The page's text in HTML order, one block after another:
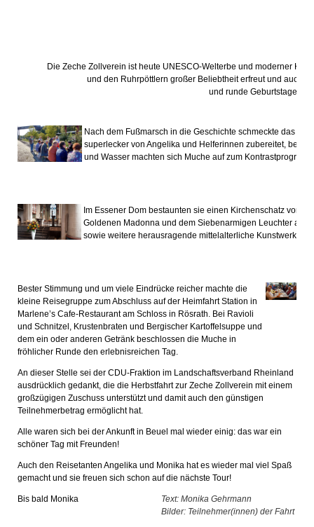
Die Zeche Zollverein ist heute UNESCO-Welterbe und moderner
und den Ruhrpöttlern großer Beliebtheit erfreut und auch
und runde Geburtstage ist.
Nach dem Fußmarsch in die Geschichte schmeckte das
superlecker von Angelika und Helferinnen zubereitet,
und Wasser machten sich Muche auf zum
Im Essener Dom bestaunten sie einen Kirchenschatz von
Goldenen Madonna und dem Siebenarmigen Leuchter aus
sowie weitere herausragende mittelalterliche Kunstwerke.
Bester Stimmung und um viele Eindrücke reicher machte die
kleine Reisegruppe zum Abschluss auf der Heimfahrt Station in
Marlene’s Cafe-Restaurant am Schloss in Rösrath. Bei Ravioli
und Schnitzel, Krustenbraten und Bergischer Kartoffelsuppe und
dem ein oder anderen Getränk beschlossen die Muche in
fröhlicher Runde den erlebnisreichen Tag.
An dieser Stelle sei der CDU-Fraktion im Landschaftsverband Rheinland
ausdrücklich gedankt, die die Herbstfahrt zur Zeche Zollverein mit einem
großzügigen Zuschuss unterstützt und damit auch den günstigen
Teilnehmerbetrag ermöglicht hat.
Alle waren sich bei der Ankunft in Beuel mal wieder einig: das war ein
schöner Tag mit Freunden!
Auch den Reisetanten Angelika und Monika hat es wieder mal viel Spaß
gemacht und sie freuen sich schon auf die nächste Tour!
Bis bald Monika
Text: Monika Gehrmann
Bilder: Teilnehmer(innen) der Fahrt